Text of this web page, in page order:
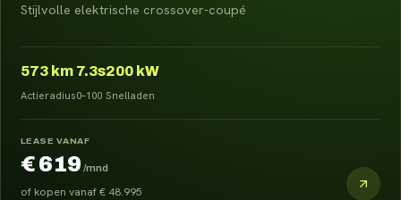
Stijlvolle elektrische crossover-coupé
573 km
Actieradius
7.3s
0–100
200 kW
Snelladen
LEASE VANAF
€ 619 /mnd
of kopen vanaf€ 48.995